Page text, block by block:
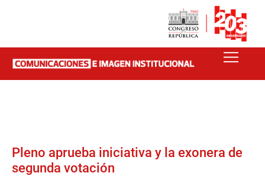
Pleno aprueba iniciativa y la exonera de
segunda votación